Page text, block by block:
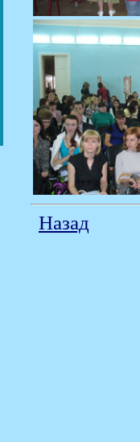
Назад